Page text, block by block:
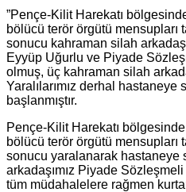
”Pençe-Kilit Harekatı
bölücü terör örgütü mensupları
sonucu kahraman silah
Eyyüp Uğurlu ve Piyade
olmuş, üç kahraman silah
Yaralılarımız derhal
başlanmıştır.
Pençe-Kilit Harekatı
bölücü terör örgütü mensupları
sonucu yaralanarak hastaneye
arkadaşımız Piyade
tüm müdahalelere rağmen